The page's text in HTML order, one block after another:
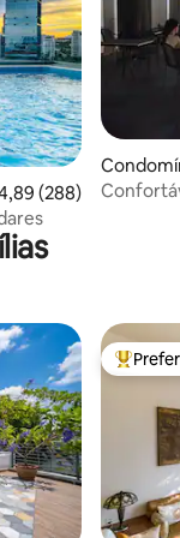
de uma avaliação
(288)
Entre